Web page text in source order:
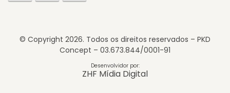
© Copyright 2026. Todos os direitos reservados – PKD
Concept – 03.673.844/0001-91
Desenvolvidor por:
ZHF Mídia Digital